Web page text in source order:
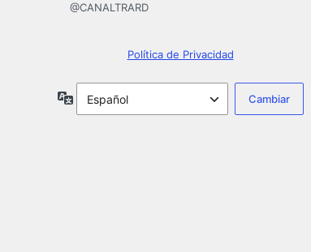
@CANALTRARD
Política de Privacidad
Idioma